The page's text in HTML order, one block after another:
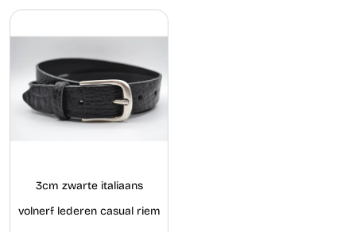
3cm zwarte italiaans
volnerf lederen casual riem